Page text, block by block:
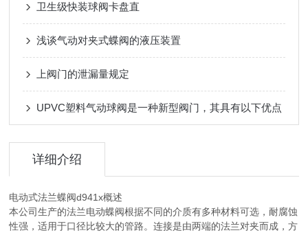
卫生级快装球阀卡盘直
浅谈气动对夹式蝶阀的液压装置
上阀门的泄漏量规定
UPVC塑料气动球阀是一种新型阀门，其具有以下优点
详细介绍
电动式法兰蝶阀d941x概述
本公司生产的法兰电动蝶阀根据不同的介质有多种材料可选，耐腐蚀
性强，适用于口径比较大的管路。连接是由两端的法兰对夹而成，方